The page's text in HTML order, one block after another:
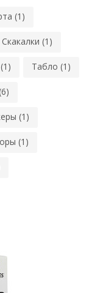
(1)
Скакалки (1)
Табло (1)
(1)
(1)